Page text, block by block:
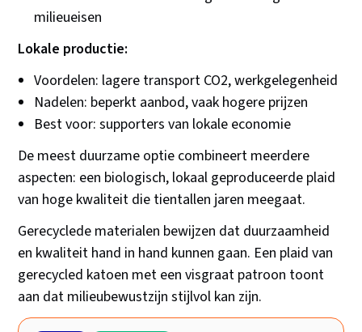
milieueisen
Lokale productie:
Voordelen: lagere transport CO2, werkgelegenheid
Nadelen: beperkt aanbod, vaak hogere prijzen
Best voor: supporters van lokale economie
De meest duurzame optie combineert meerdere
aspecten: een biologisch, lokaal geproduceerde plaid
van hoge kwaliteit die tientallen jaren meegaat.
Gerecyclede materialen bewijzen dat duurzaamheid
en kwaliteit hand in hand kunnen gaan. Een plaid van
gerecycled katoen met een visgraat patroon toont
aan dat milieubewustzijn stijlvol kan zijn.